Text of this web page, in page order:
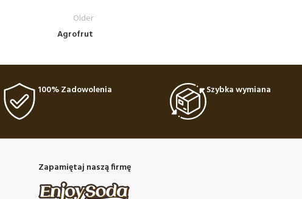
Older
Agrofrut
100% Zadowolenia Szybka wymiana
Zapamiętaj naszą firmę